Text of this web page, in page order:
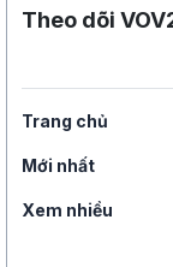
Theo dõi
Trang chủ
Mới nhất
Xem nhiều